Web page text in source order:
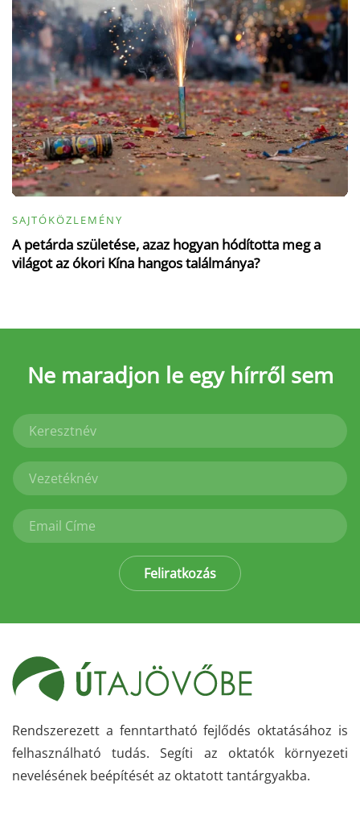
SAJTÓKÖZLEMÉNY
A petárda születése, azaz hogyan hódította meg a
világot az ókori Kína hangos találmánya?
Ne maradjon le egy hírről sem
Feliratkozás
Rendszerezett a fenntartható fejlődés oktatásához is
felhasználható tudás. Segíti az oktatók környezeti
nevelésének beépítését az oktatott tantárgyakba.